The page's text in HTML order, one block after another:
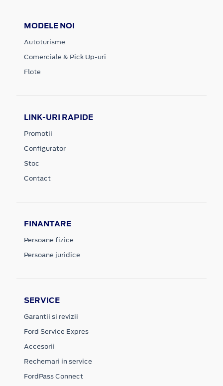
MODELE NOI
Autoturisme
Comerciale & Pick Up-uri
Flote
LINK-URI RAPIDE
Promotii
Configurator
Stoc
Contact
FINANTARE
Persoane fizice
Persoane juridice
SERVICE
Garantii si revizii
Ford Service Expres
Accesorii
Rechemari in service
FordPass Connect